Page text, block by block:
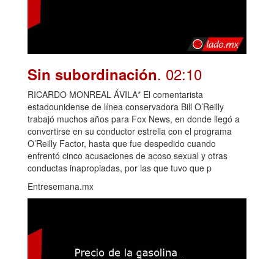
Sin subordinación. 02:10
RICARDO MONREAL ÁVILA* El comentarista
estadounidense de línea conservadora Bill O’Reilly
trabajó muchos años para Fox News, en donde llegó a
convertirse en su conductor estrella con el programa
O’Reilly Factor, hasta que fue despedido cuando
enfrentó cinco acusaciones de acoso sexual y otras
conductas inapropiadas, por las que tuvo que p
Entresemana.mx